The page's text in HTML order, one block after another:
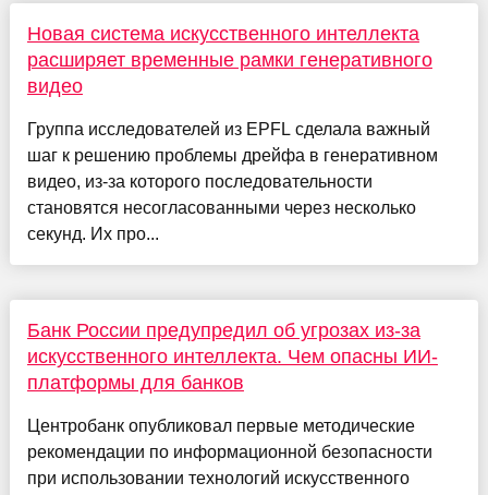
Новая система искусственного интеллекта
расширяет временные рамки генеративного
видео
Группа исследователей из EPFL сделала важный
шаг к решению проблемы дрейфа в генеративном
видео, из-за которого последовательности
становятся несогласованными через несколько
секунд. Их про...
Банк России предупредил об угрозах из-за
искусственного интеллекта. Чем опасны ИИ-
платформы для банков
Центробанк опубликовал первые методические
рекомендации по информационной безопасности
при использовании технологий искусственного